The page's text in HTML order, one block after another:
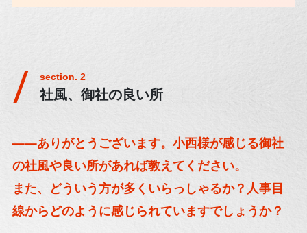
社風、御社の良い所
——ありがとうございます。小西様が感じる御社
の社風や良い所があれば教えてください。
また、どういう方が多くいらっしゃるか？人事目
線からどのように感じられていますでしょうか？